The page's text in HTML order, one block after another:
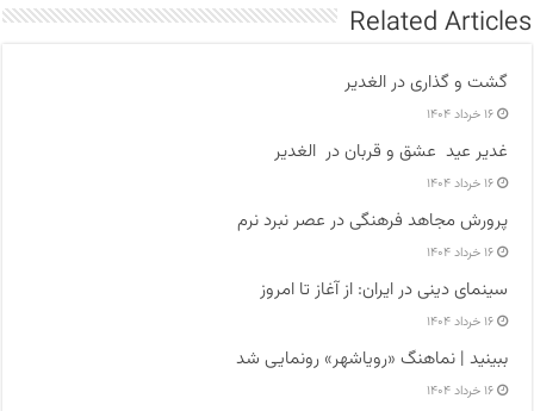
Related Articles
گشت و گذاری در الغدیر
۱۶ خرداد ۱۴۰۴
غدیر عید عشق و قربان در الغدیر
۱۶ خرداد ۱۴۰۴
پرورش مجاهد فرهنگی در عصر نبرد نرم
۱۶ خرداد ۱۴۰۴
سینمای دینی در ایران: از آغاز تا امروز
۱۶ خرداد ۱۴۰۴
ببینید | نماهنگ «رویاشهر» رونمایی شد
۱۶ خرداد ۱۴۰۴